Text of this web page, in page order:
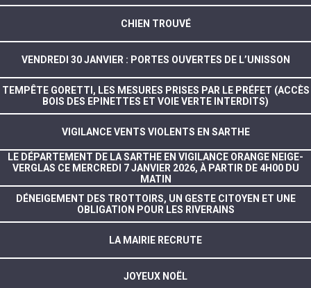
CHIEN TROUVÉ
VENDREDI 30 JANVIER : PORTES OUVERTES DE L’UNISSON
TEMPÊTE GORETTI, LES MESURES PRISES PAR LE PRÉFET (ACCÈS
BOIS DES EPINETTES ET VOIE VERTE INTERDITS)
VIGILANCE VENTS VIOLENTS EN SARTHE
LE DÉPARTEMENT DE LA SARTHE EN VIGILANCE ORANGE NEIGE-
VERGLAS CE MERCREDI 7 JANVIER 2026, À PARTIR DE 4H00 DU
MATIN
DÉNEIGEMENT DES TROTTOIRS, UN GESTE CITOYEN ET UNE
OBLIGATION POUR LES RIVERAINS
LA MAIRIE RECRUTE
JOYEUX NOËL